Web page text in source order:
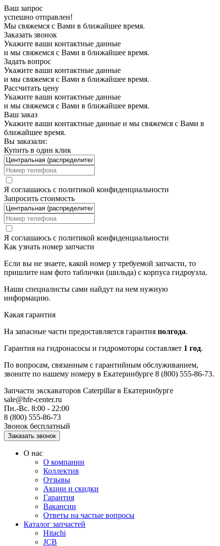
Ваш запрос
успешно отправлен!
Мы свяжемся с Вами в ближайшее время.
Заказать звонок
Укажите ваши контактные данные
и мы свяжемся с Вами в ближайшее время.
Задать вопрос
Укажите ваши контактные данные
и мы свяжемся с Вами в ближайшее время.
Рассчитать цену
Укажите ваши контактные данные
и мы свяжемся с Вами в ближайшее время.
Ваш заказ
Укажите ваши контактные данные и мы свяжемся с Вами в
ближайшее время.
Вы заказали:
Купить в один клик
Я соглашаюсь с политикой конфиденциальности
Запросить стоимость
Я соглашаюсь с политикой конфиденциальности
Как узнать номер запчасти
Если вы не знаете, какой номер у требуемой запчасти, то
пришлите нам фото таблички (шильда) с корпуса гидроузла.
Наши специалисты сами найдут на нем нужную
информацию.
Какая гарантия
На запасные части предоставляется гарантия полгода.
Гарантия на гидронасосы и гидромоторы составляет 1 год.
По вопросам, связанным с гарантийным обслуживанием,
звоните по нашему номеру в Екатеринбурге 8 (800) 555-86-73.
Запчасти экскаваторов Caterpillarв Екатеринбурге
sale@hfe-center.ru
Пн.-Вс. 8:00 - 22:00
8 (800) 555-86-73
Звонок бесплатный
О нас
О компании
Коллектив
Отзывы
Акции и скидки
Гарантия
Вакансии
Ответы на частые вопросы
Каталог запчастей
Hitachi
JCB